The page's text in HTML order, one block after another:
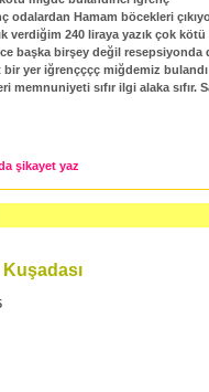
odalardan Hamam böcekleri
verdiğim 240 liraya yazık çok
başka birşey değil resepsiyonda
bir yer iğrençççç miğdemiz bulandı
memnuniyeti sıfır ilgi alaka sıfır.
şikayet yaz